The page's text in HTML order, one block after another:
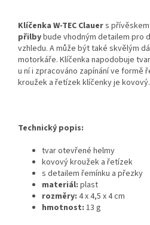
Klíčenka W-TEC Clauers přívěskem
přilbybude vhodným detailem pro
vzhledu. A může být také skvělým
motorkáře. Klíčenka napodobuje
u ní i zpracováno zapínání ve formě
kroužek a řetízek klíčenky je kovový.
Technický popis:
tvar otevřené helmy
kovový kroužek a řetízek
s detailem řemínku a přezky
materiál: plast
rozměry: 4 x 4,5 x 4 cm
hmotnost: 13 g